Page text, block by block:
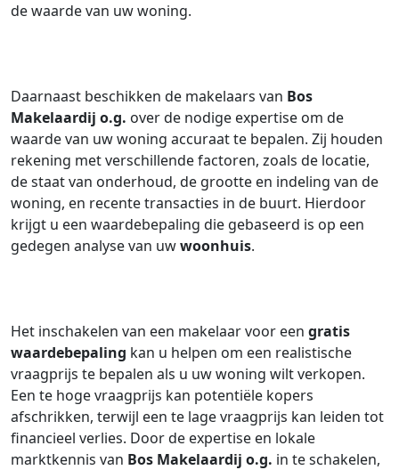
de waarde van uw woning.
Daarnaast beschikken de makelaars van Bos
Makelaardij o.g. over de nodige expertise om de
waarde van uw woning accuraat te bepalen. Zij houden
rekening met verschillende factoren, zoals de locatie,
de staat van onderhoud, de grootte en indeling van de
woning, en recente transacties in de buurt. Hierdoor
krijgt u een waardebepaling die gebaseerd is op een
gedegen analyse van uwwoonhuis.
Het inschakelen van een makelaar voor een gratis
waardebepaling kan u helpen om een realistische
vraagprijs te bepalen als u uw woning wilt verkopen.
Een te hoge vraagprijs kan potentiële kopers
afschrikken, terwijl een te lage vraagprijs kan leiden tot
financieel verlies. Door de expertise en lokale
marktkennis van Bos Makelaardij o.g. in te schakelen,